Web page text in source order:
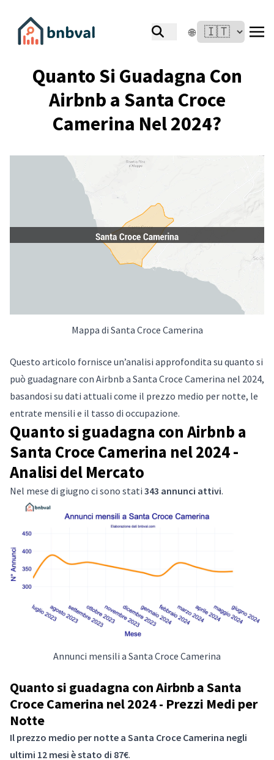
🌐
Quanto Si Guadagna Con
Airbnb a Santa Croce
Camerina Nel 2024?
Mappa di Santa Croce Camerina
Questo articolo fornisce un’analisi approfondita su quanto si
può guadagnare con Airbnb a Santa Croce Camerina nel 2024,
basandosi su dati attuali come il prezzo medio per notte, le
entrate mensili e il tasso di occupazione.
Quanto si guadagna con Airbnb a
Santa Croce Camerina nel 2024 -
Analisi del Mercato
Nel mese di giugno ci sono stati 343 annunci attivi.
Annunci mensili a Santa Croce Camerina
Quanto si guadagna con Airbnb a Santa
Croce Camerina nel 2024 - Prezzi Medi per
Notte
Il prezzo medio per notte a Santa Croce Camerina negli
ultimi 12 mesi è stato di 87€.